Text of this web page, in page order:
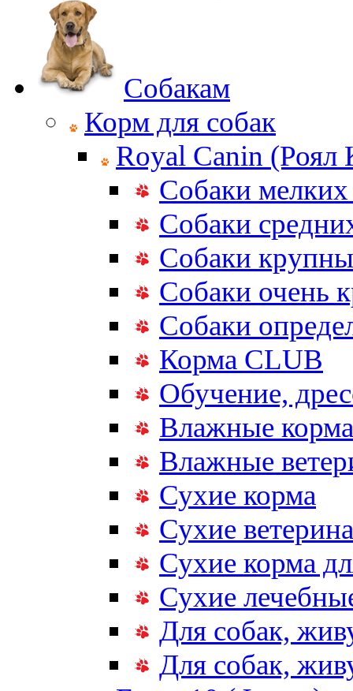
Собакам
Корм для собак
Royal Canin (Роял
Собаки мелких
Собаки
Собаки
Собаки очень
Собаки
Корма CLUB
Обучение,
Влажные корма
Влажные
Сухие корма
Сухие
Сухие корма
Сухие
Для собак,
Для собак,